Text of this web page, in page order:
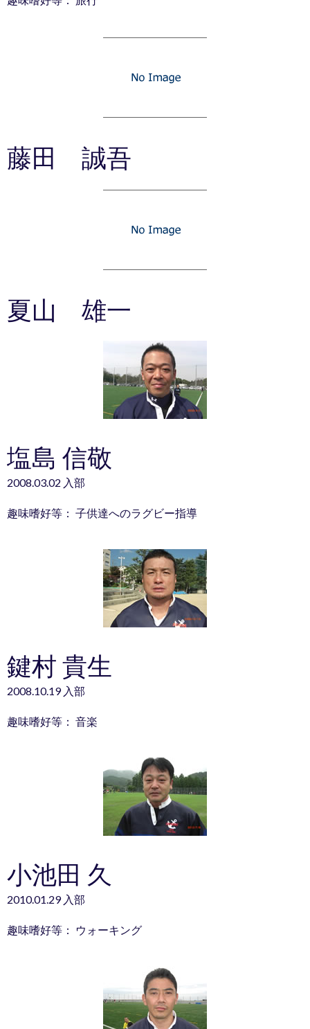
藤田 誠吾
夏山 雄一
塩島 信敬
2008.03.02 入部
趣味嗜好等： 子供達へのラグビー指導
鍵村 貴生
2008.10.19 入部
趣味嗜好等： 音楽
小池田 久
2010.01.29 入部
趣味嗜好等： ウォーキング